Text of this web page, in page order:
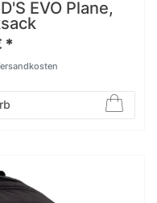
EVO Plane,
*